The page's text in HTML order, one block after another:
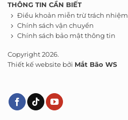
THÔNG TIN CẦN BIẾT
Điều khoản miễn trừ trách nhiệm
Chính sách vận chuyển
Chính sách bảo mật thông tin
Copyright 2026.
Thiết kế website bởi Mắt Bão WS